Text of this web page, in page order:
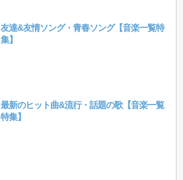
友達&友情ソング・青春ソング【音楽一覧特
集】
最新のヒット曲&流行・話題の歌【音楽一覧
特集】